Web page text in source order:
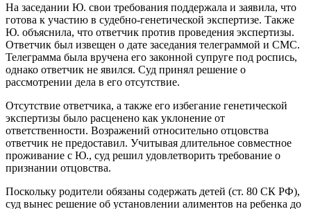
На заседании Ю. свои требования поддержала и заявила, что
готова к участию в судебно-генетической экспертизе. Также
Ю. объяснила, что ответчик против проведения экспертизы.
Ответчик был извещен о дате заседания телеграммой и СМС.
Телеграмма была вручена его законной супруге под роспись,
однако ответчик не явился. Суд принял решение о
рассмотрении дела в его отсутствие.
Отсутствие ответчика, а также его избегание генетической
экспертизы было расценено как уклонение от
ответственности. Возражений относительно отцовства
ответчик не предоставил. Учитывая длительное совместное
проживание с Ю., суд решил удовлетворить требование о
признании отцовства.
Поскольку родители обязаны содержать детей (ст. 80 СК РФ),
суд вынес решение об установлении алиментов на ребенка до